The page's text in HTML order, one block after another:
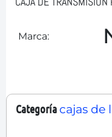
Marca:
Categoría cajas de